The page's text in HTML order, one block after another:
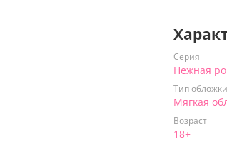
Серия
Нежная
Тип обложки
Мягкая
Возраст
18+